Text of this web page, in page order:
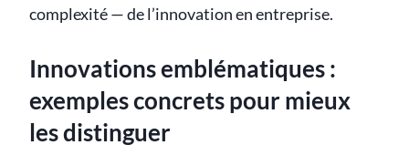
complexité — de l’innovation en entreprise.
Innovations emblématiques :
exemples concrets pour mieux
les distinguer